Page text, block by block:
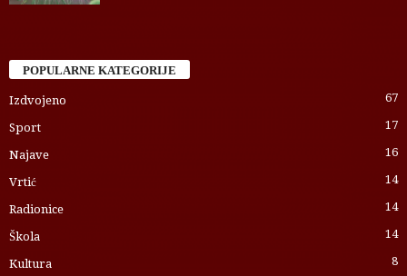
POPULARNE KATEGORIJE
Izdvojeno 67
Sport 17
Najave 16
Vrtić 14
Radionice 14
Škola 14
Kultura 8